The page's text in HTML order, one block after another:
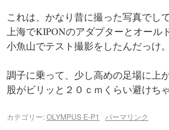
これは、かなり昔に撮った写真でして
上海でKIPONのアダプターとオール
小魚山でテスト撮影をしたんだっけ。
調子に乗って、少し高めの足場に上
股がビリッと２０ｃｍくらい避けち
カテゴリー:OLYMPUS E-P1 パーマリンク